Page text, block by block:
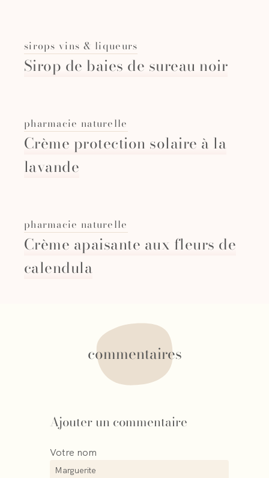
sirops vins & liqueurs
Sirop de baies de sureau noir
pharmacie naturelle
Crème protection solaire à la
lavande
pharmacie naturelle
Crème apaisante aux fleurs de
calendula
commentaires
Ajouter un commentaire
Votre nom